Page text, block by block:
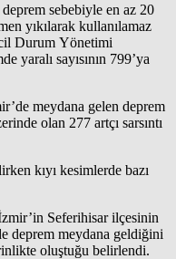
sebebiyle en az 20
yıkılarak kullanılamaz
Durum Yönetimi
yaralı sayısının 799’ya
meydana gelen deprem
olan 277 artçı sarsıntı
kıyı kesimlerde bazı
Seferihisar ilçesinin
deprem meydana geldiğini
oluştuğu belirlendi.